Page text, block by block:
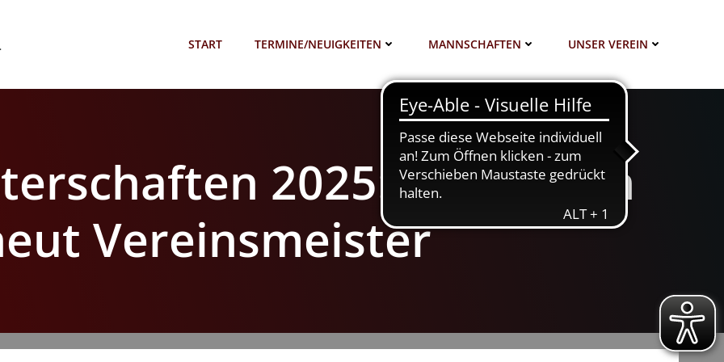
START TERMINE/NEUIGKEITEN MANNSCHAFTEN UNSER VEREIN
2025: Pele Aydin
Vereinsmeister